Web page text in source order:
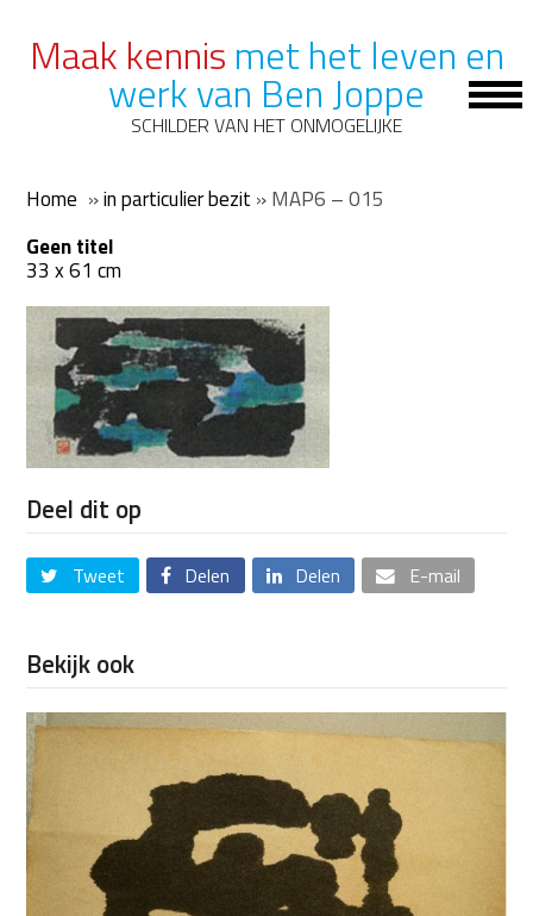
Maak kennis met het leven en
werk van Ben Joppe
SCHILDER VAN HET ONMOGELIJKE
Home »in particulier bezit »MAP6 – 015
Geen titel
33 x 61 cm
Deel dit op
Tweet Delen Delen E-mail
Bekijk ook